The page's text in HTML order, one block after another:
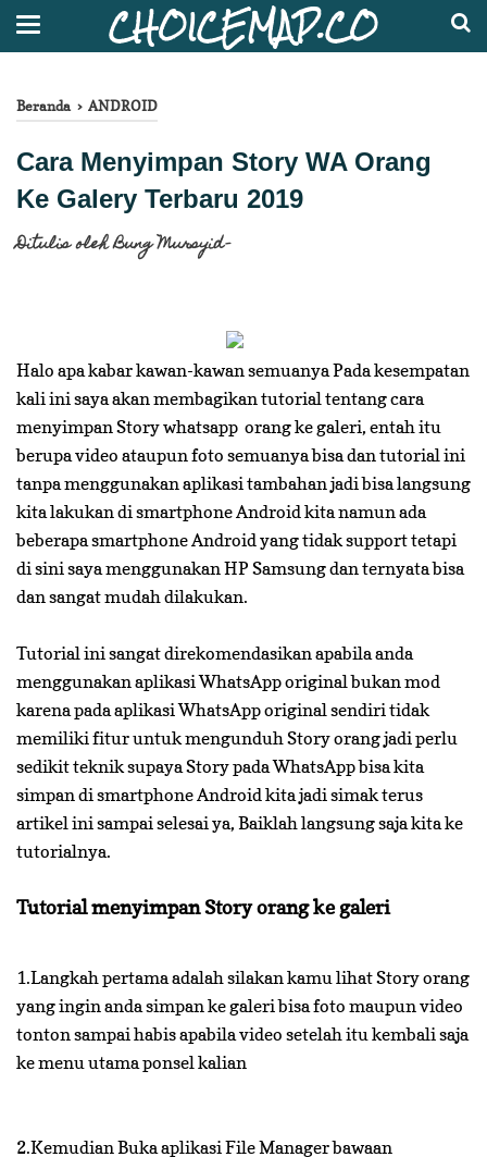
CHOICEMAP.CO
Beranda› ANDROID
Cara Menyimpan Story WA Orang
Ke Galery Terbaru 2019
Ditulis olehBung Mursyid
Halo apa kabar kawan-kawan semuanya Pada kesempatan
kali ini saya akan membagikan tutorial tentang cara
menyimpan Story whatsapp orang ke galeri, entah itu
berupa video ataupun foto semuanya bisa dan tutorial ini
tanpa menggunakan aplikasi tambahan jadi bisa langsung
kita lakukan di smartphone Android kita namun ada
beberapa smartphone Android yang tidak support tetapi
di sini saya menggunakan HP Samsung dan ternyata bisa
dan sangat mudah dilakukan.
Tutorial ini sangat direkomendasikan apabila anda
menggunakan aplikasi WhatsApp original bukan mod
karena pada aplikasi WhatsApp original sendiri tidak
memiliki fitur untuk mengunduh Story orang jadi perlu
sedikit teknik supaya Story pada WhatsApp bisa kita
simpan di smartphone Android kita jadi simak terus
artikel ini sampai selesai ya, Baiklah langsung saja kita ke
tutorialnya.
Tutorial menyimpan Story orang ke galeri
1.Langkah pertama adalah silakan kamu lihat Story orang
yang ingin anda simpan ke galeri bisa foto maupun video
tonton sampai habis apabila video setelah itu kembali saja
ke menu utama ponsel kalian
2.Kemudian Buka aplikasi File Manager bawaan